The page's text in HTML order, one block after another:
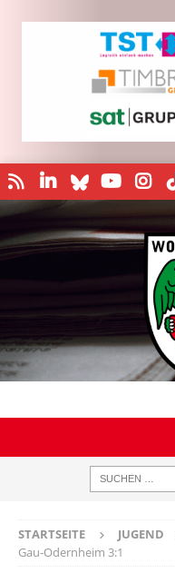
STARTSEITE JUGEND
Gau-Odernheim 3:1